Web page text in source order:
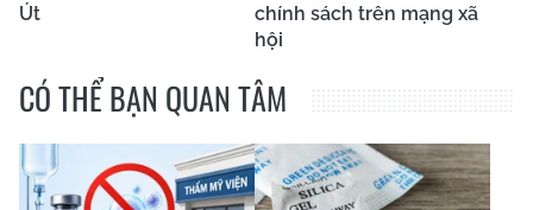
Út
chính sách trên mạng xã
hội
CÓ THỂ BẠN QUAN TÂM